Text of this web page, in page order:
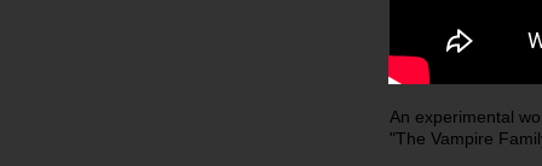
An experimental
"The Vampire